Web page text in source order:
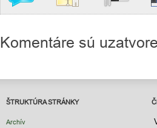
Komentáre sú
ŠTRUKTÚRA STRÁNKY
Archív